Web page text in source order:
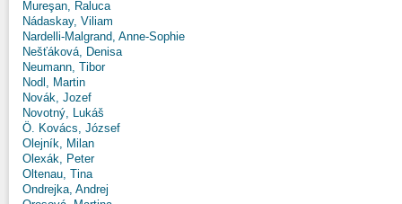
Mureşan, Raluca
Nádaskay, Viliam
Nardelli-Malgrand, Anne-Sophie
Nešťáková, Denisa
Neumann, Tibor
Nodl, Martin
Novák, Jozef
Novotný, Lukáš
Ö. Kovács, József
Olejník, Milan
Olexák, Peter
Oltenau, Tina
Ondrejka, Andrej